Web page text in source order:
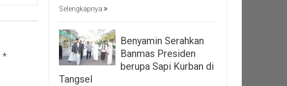
*
Selengkapnya
Benyamin Serahkan
Banmas Presiden
berupa Sapi Kurban di
Tangsel